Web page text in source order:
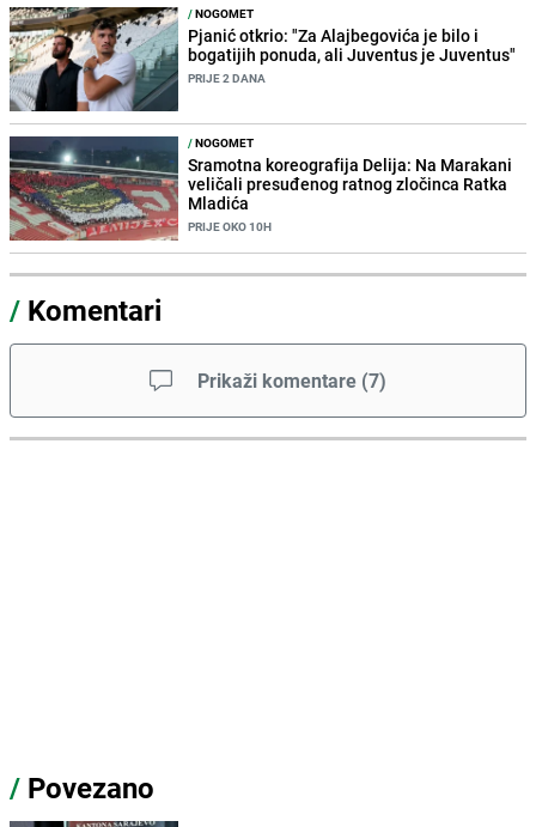
/NOGOMET
Pjanić otkrio: "Za Alajbegovića je bilo i
bogatijih ponuda, ali Juventus je Juventus"
PRIJE 2 DANA
/NOGOMET
Sramotna koreografija Delija: Na Marakani
veličali presuđenog ratnog zločinca Ratka
Mladića
PRIJE OKO 10H
/ Komentari
Prikaži komentare (7)
/ Povezano